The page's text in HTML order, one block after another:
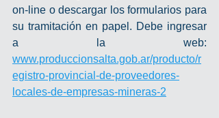
on-line o descargar los formularios para
su tramitación en papel. Debe ingresar
www.produccionsalta.gob.ar/producto/r
egistro-provincial-de-proveedores-
locales-de-empresas-mineras-2